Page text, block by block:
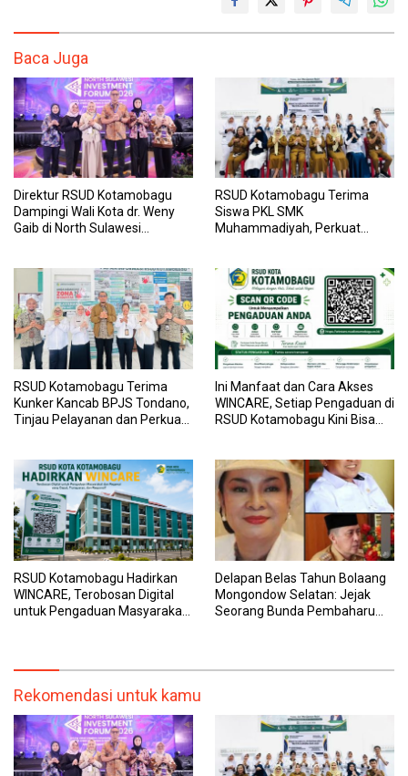
Baca Juga
Direktur RSUD Kotamobagu
Dampingi Wali Kota dr. Weny
Gaib di North Sulawesi
RSUD Kotamobagu Terima
Siswa PKL SMK
Muhammadiyah, Perkuat
RSUD Kotamobagu Terima
Kunker Kancab BPJS Tondano,
Tinjau Pelayanan dan Perkuat
Ini Manfaat dan Cara Akses
WINCARE, Setiap Pengaduan di
RSUD Kotamobagu Kini Bisa
RSUD Kotamobagu Hadirkan
WINCARE, Terobosan Digital
untuk Pengaduan Masyarakat
Delapan Belas Tahun Bolaang
Mongondow Selatan: Jejak
Seorang Bunda Pembaharu
Rekomendasi untuk kamu